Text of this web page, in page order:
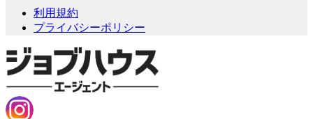
利用規約
プライバシーポリシー